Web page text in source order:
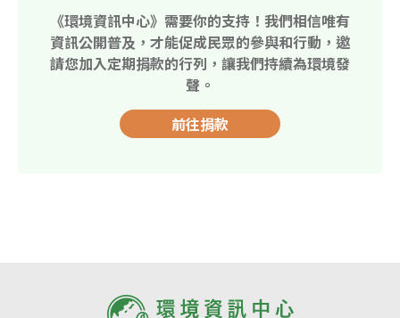
《環境資訊中心》需要你的支持！我們相信唯有
資訊公開普及，才能促成民眾的參與和行動，邀
請您加入定期捐款的行列，讓我們持續為環境發
聲。
前往捐款